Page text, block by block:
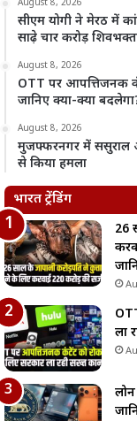
August 8, 2026
सीएम योगी ने मेरठ में
साढ़े चार करोड़
August 8, 2026
OTT पर आपत्तिजनक
जानिए क्या-क्या
August 8, 2026
मुजफ्फरनगर में ससुराल
से किया हमला
भारत ट्रेंडिंग
26
ला